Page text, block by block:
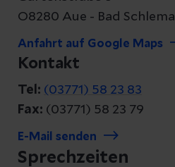
O8280 Aue - Bad Schlema
Anfahrt auf Google Maps
Kontakt
Tel: (03771) 58 23 83
Fax: (03771) 58 23 79
E-Mail senden
Sprechzeiten